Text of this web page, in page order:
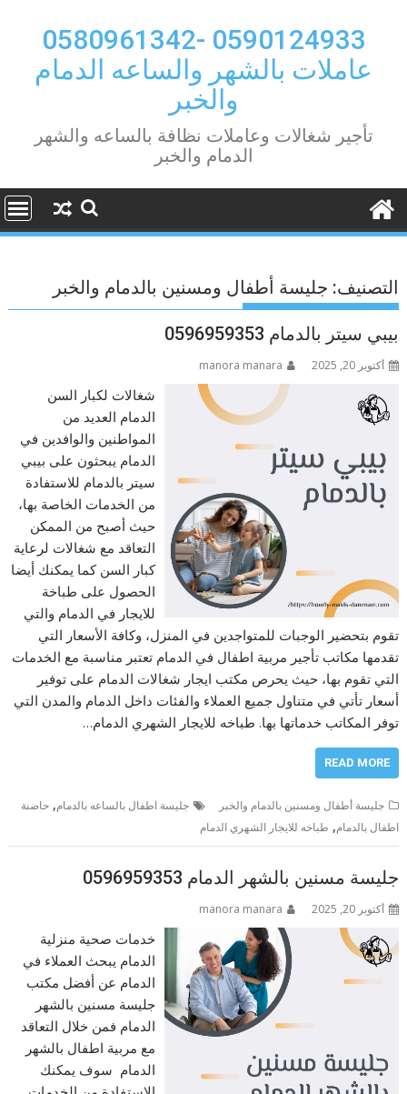
content
0590124933 -0580961342
عاملات بالشهر والساعه الدمام
والخبر
تأجير شغالات وعاملات نظافة بالساعه والشهر
الدمام والخبر
التصنيف: جليسة أطفال ومسنين بالدمام والخبر
بيبي سيتر بالدمام 0596959353
أكتوبر 20, 2025 manora manara
شغالات لكبار السن
الدمام العديد من
المواطنين والوافدين في
الدمام يبحثون على بيبي
سيتر بالدمام للاستفادة
من الخدمات الخاصة بها،
حيث أصبح من الممكن
التعاقد مع شغالات لرعاية
كبار السن كما يمكنك أيضا
الحصول على طباخة
للايجار في الدمام والتي
تقوم بتحضير الوجبات للمتواجدين في المنزل، وكافة الأسعار التي
تقدمها مكاتب تأجير مربية اطفال في الدمام تعتبر مناسبة مع الخدمات
التي تقوم بها، حيث يحرص مكتب ايجار شغالات الدمام على توفير
أسعار تأتي في متناول جميع العملاء والفئات داخل الدمام والمدن التي
توفر المكاتب خدماتها بها. طباخه للايجار الشهري الدمام…
READ MORE
جليسة أطفال ومسنين بالدمام والخبر جليسة اطفال بالساعه بالدمام,حاضنة
اطفال بالدمام, طباخه للايجار الشهري الدمام
جليسة مسنين بالشهر الدمام 0596959353
أكتوبر 20, 2025 manora manara
خدمات صحية منزلية
الدمام يبحث العملاء في
الدمام عن أفضل مكتب
جليسة مسنين بالشهر
الدمام فمن خلال التعاقد
مع مربية اطفال بالشهر
الدمام سوف يمكنك